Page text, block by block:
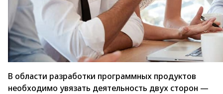
В области разработки программных продуктов
необходимо увязать деятельность двух сторон —